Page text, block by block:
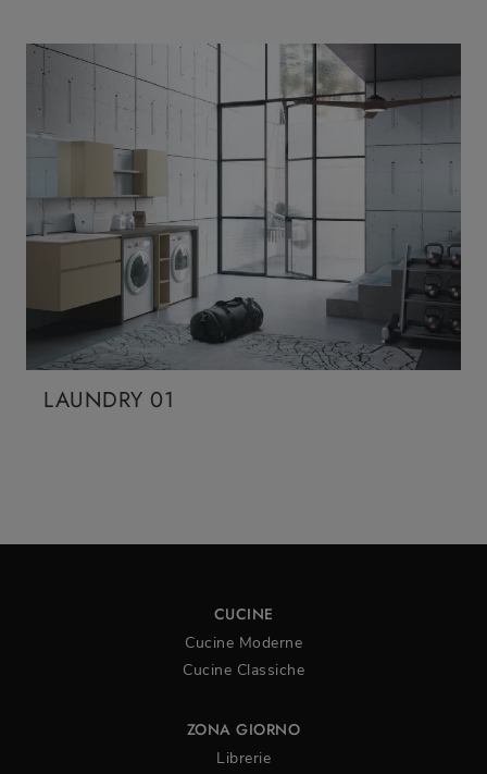
LAUNDRY 01
CUCINE
Cucine Moderne
Cucine Classiche
ZONA GIORNO
Librerie